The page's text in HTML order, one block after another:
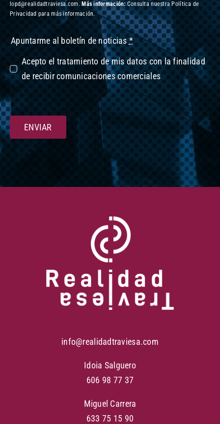
lopd@realidadtraviesa.com. Más información: Consulta nuestra Política de
Privacidad para más información.
Apuntarme al boletín de noticias*
Acepto el tratamiento de mis datos con la finalidad
de recibir comunicaciones comerciales
ENVIAR
info@realidadtraviesa.com
Idoia Salguero
606 98 77 37
Miguel Carrera
633 75 15 90